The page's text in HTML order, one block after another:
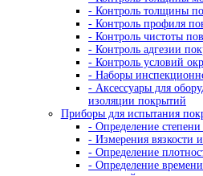
- Фотофонари
-
- Эталоны
- Универсальные
- Кассеты для
- Пояса для
просвечивания
- Пояса
- Термопояс
- Термочехол
- Знаки